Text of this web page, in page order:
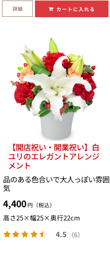
詳細 カートに入れる
【開店祝い・開業祝い】白
ユリのエレガントアレンジ
メント
品のある色合いで大人っぽい雰囲
気
4,400 円（税込）
高さ25×幅25×奥行22cm
4.5 （6）